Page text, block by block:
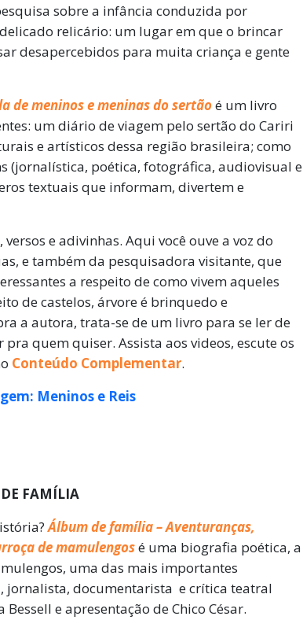
sobre a infância conduzida por
relicário: um lugar em que o brincar
desapercebidos para muita criança e gente
de meninos e meninas do sertãoé um livro
um diário de viagem pelo sertão do Cariri
e artísticos dessa região brasileira; como
(jornalística, poética, fotográfica, audiovisual e
textuais que informam, divertem e
e adivinhas. Aqui você ouve a voz do
e também da pesquisadora visitante, que
a respeito de como vivem aqueles
de castelos, árvore é brinquedo e
a autora, trata-se de um livro para se ler de
quem quiser. Assista aos videos, escute os
Conteúdo Complementar.
Meninos e Reis
FAMÍLIA
Álbum de família –Aventuranças,
de mamulengosé uma biografia poética, a
uma das mais importantes
jornalista, documentarista e crítica teatral
e apresentação de Chico César.